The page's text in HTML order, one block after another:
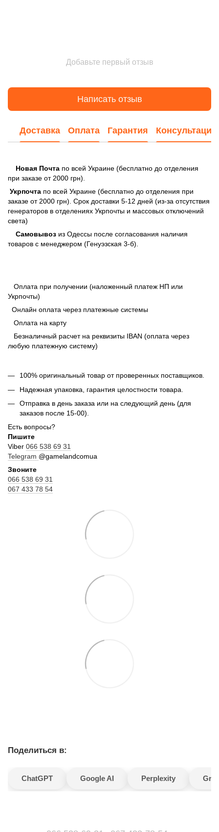
Добавьте первый отзыв
Написать отзыв
Доставка Оплата Гарантия Консультация
Новая Почта по всей Украине (бесплатно до отделения
при заказе от 2000 грн).
Укрпочта по всей Украине (бесплатно до отделения при
заказе от 2000 грн). Срок доставки 5-12 дней (из-за отсутствия
генераторов в отделениях Укрпочты и массовых отключений
света)
Самовывоз из Одессы после согласования наличия
товаров с менеджером (Генуэзская 3-б).
Оплата при получении (наложенный платеж НП или
Укрпочты)
Онлайн оплата через платежные системы
Оплата на карту
Безналичный расчет на реквизиты IBAN (оплата через
любую платежную систему)
100% оригинальный товар от проверенных поставщиков.
Надежная упаковка, гарантия целостности товара.
Отправка в день заказа или на следующий день (для
заказов после 15-00).
Есть вопросы?
Пишите
Viber 066 538 69 31
Telegram @gamelandcomua
Звоните
066 538 69 31
067 433 78 54
Поделиться в:
ChatGPT Google AI Perplexity